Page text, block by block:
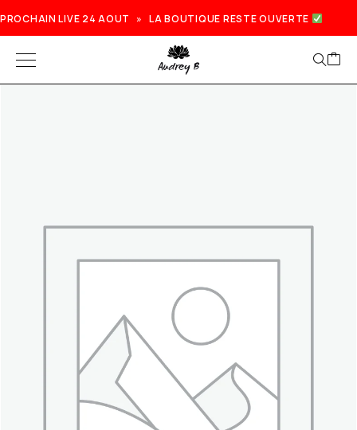
PROCHAIN LIVE 24 AOUT » LA BOUTIQUE RESTE OUVERTE